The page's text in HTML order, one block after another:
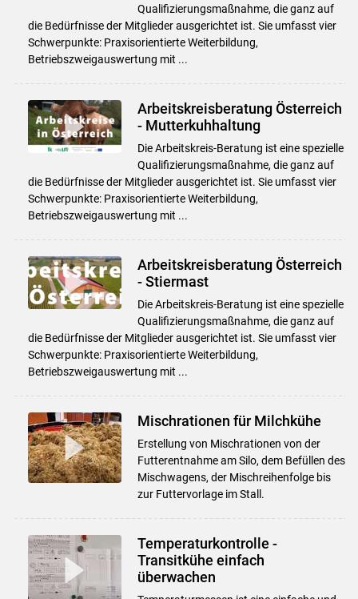
Qualifizierungsmaßnahme, die ganz auf
die Bedürfnisse der Mitglieder ausgerichtet ist. Sie umfasst vier
Schwerpunkte: Praxisorientierte Weiterbildung,
Betriebszweigauswertung mit ...
Arbeitskreisberatung Österreich
- Mutterkuhhaltung
Die Arbeitskreis-Beratung ist eine spezielle
Qualifizierungsmaßnahme, die ganz auf
die Bedürfnisse der Mitglieder ausgerichtet ist. Sie umfasst vier
Schwerpunkte: Praxisorientierte Weiterbildung,
Betriebszweigauswertung mit ...
Arbeitskreisberatung Österreich
- Stiermast
Die Arbeitskreis-Beratung ist eine spezielle
Qualifizierungsmaßnahme, die ganz auf
die Bedürfnisse der Mitglieder ausgerichtet ist. Sie umfasst vier
Schwerpunkte: Praxisorientierte Weiterbildung,
Betriebszweigauswertung mit ...
Mischrationen für Milchkühe
Erstellung von Mischrationen von der
Futterentnahme am Silo, dem Befüllen des
Mischwagens, der Mischreihenfolge bis
zur Futtervorlage im Stall.
Temperaturkontrolle -
Transitkühe einfach
überwachen